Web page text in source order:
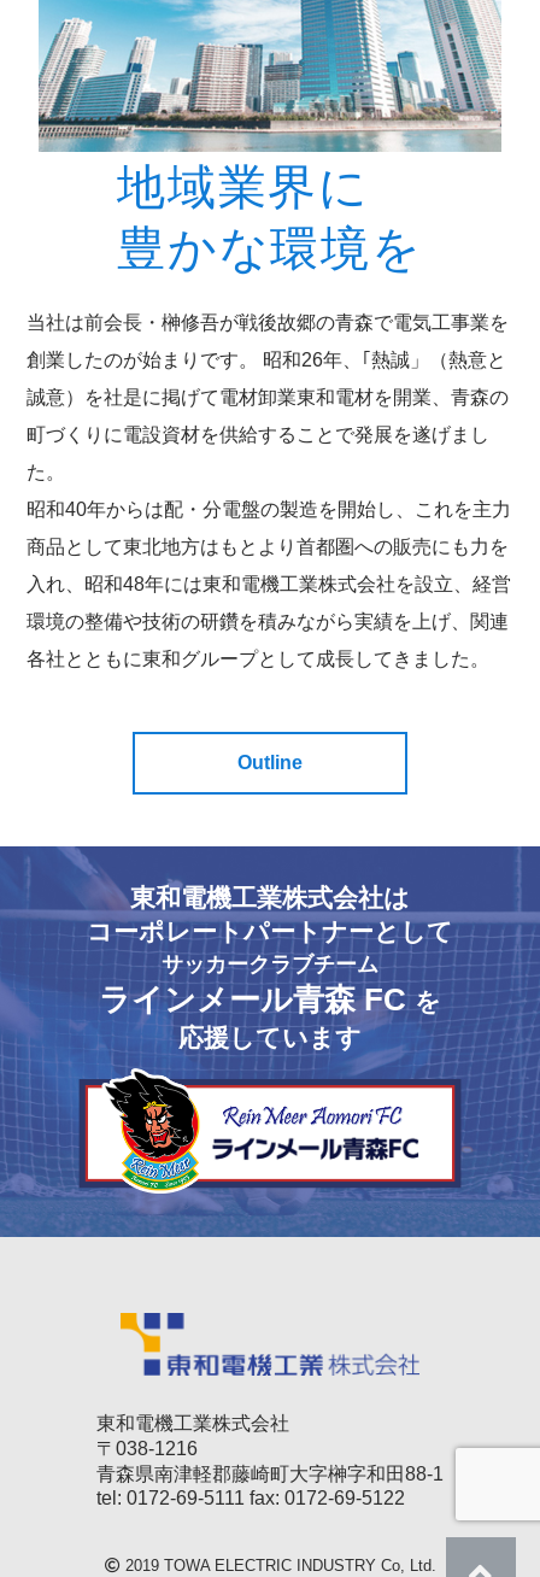
地域業界に
豊かな環境を
当社は前会長・榊修吾が戦後故郷の青森で電気工事業を
創業したのが始まりです。 昭和26年、｢熱誠」（熱意と
誠意）を社是に掲げて電材卸業東和電材を開業、青森の
町づくりに電設資材を供給することで発展を遂げまし
た。
昭和40年からは配・分電盤の製造を開始し、これを主力
商品として東北地方はもとより首都圏への販売にも力を
入れ、昭和48年には東和電機工業株式会社を設立、経営
環境の整備や技術の研鑽を積みながら実績を上げ、関連
各社とともに東和グループとして成長してきました。
Outline
東和電機工業株式会社は
コーポレートパートナーとして
サッカークラブチーム
ラインメール青森 FCを
応援しています
東和電機工業株式会社
〒038-1216
青森県南津軽郡藤崎町大字榊字和田88-1
tel: 0172-69-5111 fax: 0172-69-5122
2019 TOWA ELECTRIC INDUSTRY Co, Ltd.